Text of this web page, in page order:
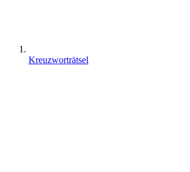
Kreuzworträtsel